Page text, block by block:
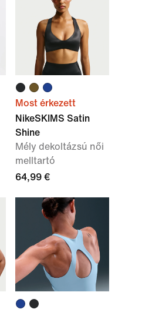
Most érkezett
NikeSKIMS Satin
Shine
Mély dekoltázsú női
melltartó
64,99 €